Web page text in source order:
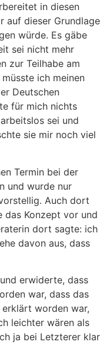
in diesen
auf dieser Grundlage
würde. Es gäbe
sei nicht mehr
zur Teilhabe am
ich meinen
Deutschen
für mich nichts
sei und
sie mir noch viel
Termin bei der
und wurde nur
Auch dort
das Konzept vor und
dort sagte: ich
davon aus, dass
erwiderte, dass
war, dass das
worden war,
leichter wären als
ja bei Letzterer klar